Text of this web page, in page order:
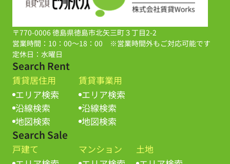
〒770-0006 徳島県徳島市北矢三町３丁目2-2
営業時間：10：00～18：00 ※営業時間外もご対応可能です
定休日：水曜日
Search Rent
賃貸居住用
エリア検索
沿線検索
地図検索
賃貸事業用
エリア検索
沿線検索
地図検索
Search Sale
戸建て
マンション
土地